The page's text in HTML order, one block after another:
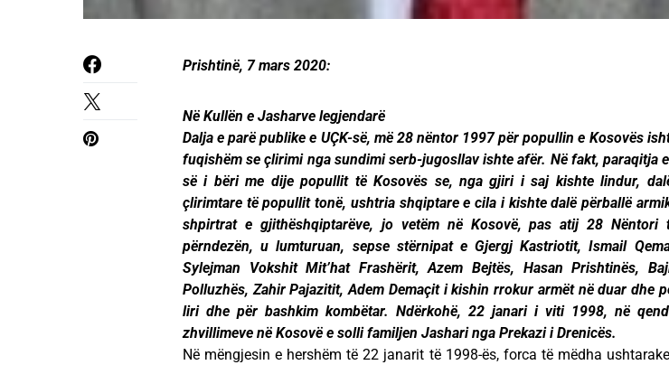
Prishtinë, 7 mars 2020:
Në Kullën e Jasharve legjendarë
Dalja e parë publike e UÇK-së, më 28 nëntor 1997 për popullin e Kosovës
fuqishëm se çlirimi nga sundimi serb-jugosllav ishte afër. Në fakt, paraqitja
së i bëri me dije popullit të Kosovës se, nga gjiri i saj kishte lindur,
çlirimtare të popullit tonë, ushtria shqiptare e cila i kishte dalë përballë
shpirtrat e gjithëshqiptarëve, jo vetëm në Kosovë, pas atij 28 Nëntori
përndezën, u lumturuan, sepse stërnipat e Gjergj Kastriotit, Ismail
Sylejman Vokshit Mit’hat Frashërit, Azem Bejtës, Hasan Prishtinës,
Polluzhës, Zahir Pajazitit, Adem Demaçit i kishin rrokur armët në duar dhe
liri dhe për bashkim kombëtar. Ndërkohë, 22 janari i viti 1998, në
zhvillimeve në Kosovë e solli familjen Jashari nga Prekazi i Drenicës.
Në mëngjesin e hershëm të 22 janarit të 1998-ës, forca të mëdha